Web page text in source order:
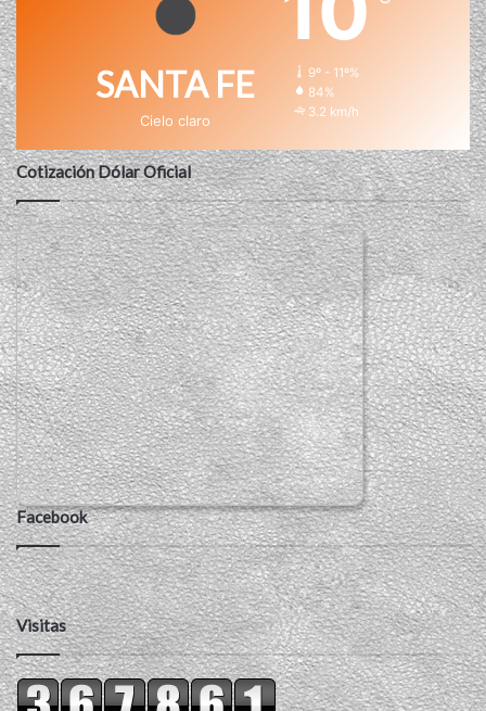
SANTA FE
Cielo claro
9º - 11º%
84%
3.2 km/h
Cotización Dólar Oficial
Facebook
Visitas